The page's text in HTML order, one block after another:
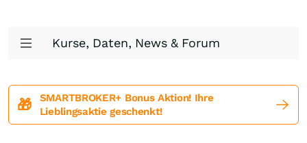
Kurse, Daten, News & Forum
🎁
SMARTBROKER+ Bonus Aktion! Ihre
Lieblingsaktie geschenkt!